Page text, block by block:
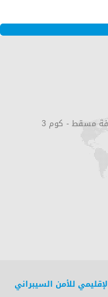
مسقط - كوم 3
للأمن السيبراني